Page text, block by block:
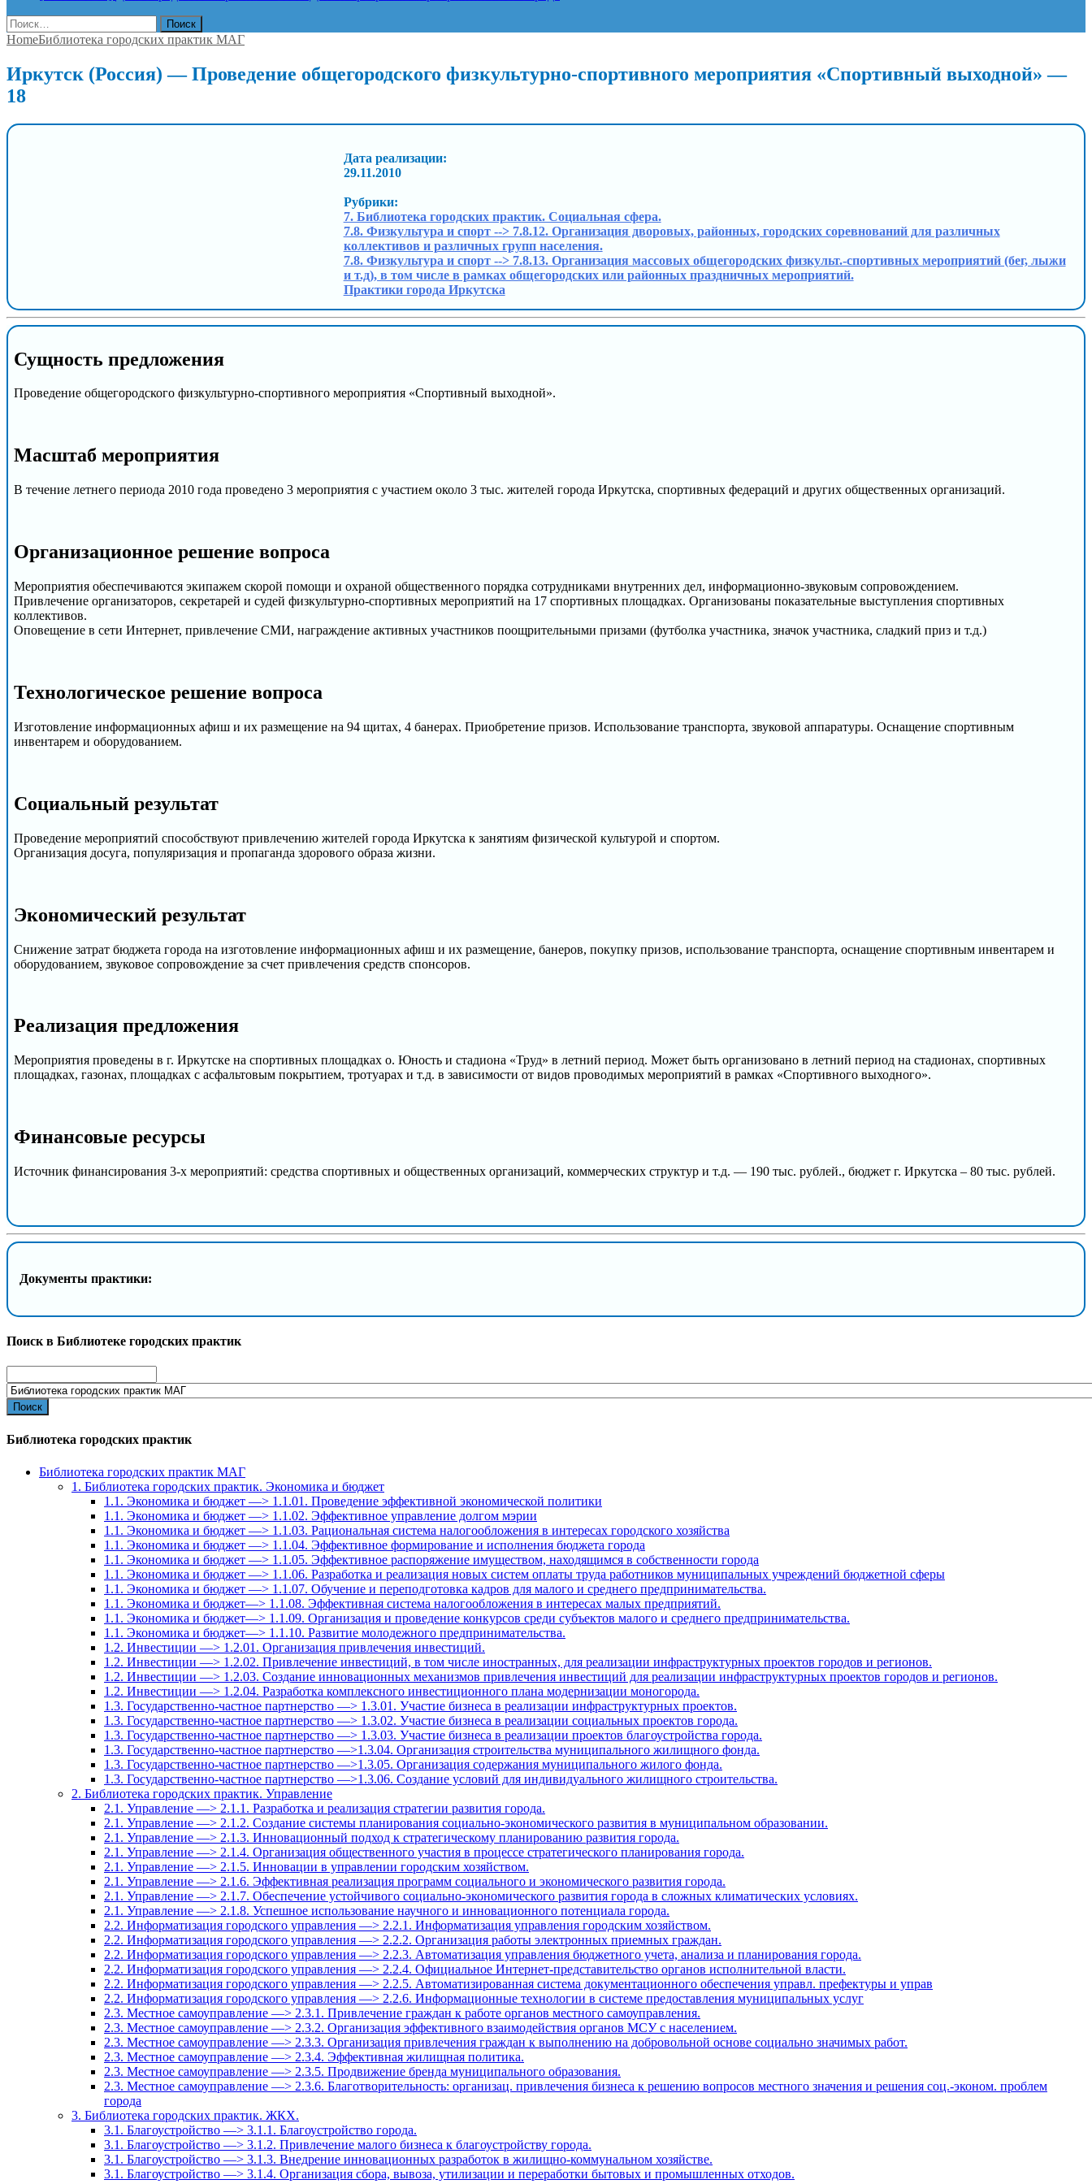
Найти:
HomeБиблиотека городских практик МАГ
Иркутск (Россия) — Проведение общегородского физкультурно-спортивного мероприятия «Спортивный выходной» —
18
Дата реализации:
29.11.2010
Рубрики:
7. Библиотека городских практик. Социальная сфера.
7.8. Физкультура и спорт --> 7.8.12. Организация дворовых, районных, городских соревнований для различных
коллективов и различных групп населения.
7.8. Физкультура и спорт --> 7.8.13. Организация массовых общегородских физкульт.-спортивных мероприятий (бег, лыжи
и т.д), в том числе в рамках общегородских или районных праздничных мероприятий.
Практики города Иркутска
Сущность предложения
Проведение общегородского физкультурно-спортивного мероприятия «Спортивный выходной».
Масштаб мероприятия
В течение летнего периода 2010 года проведено 3 мероприятия с участием около 3 тыс. жителей города Иркутска, спортивных федераций и других общественных организаций.
Организационное решение вопроса
Мероприятия обеспечиваются экипажем скорой помощи и охраной общественного порядка сотрудниками внутренних дел, информационно-звуковым сопровождением.
Привлечение организаторов, секретарей и судей физкультурно-спортивных мероприятий на 17 спортивных площадках. Организованы показательные выступления спортивных
коллективов.
Оповещение в сети Интернет, привлечение СМИ, награждение активных участников поощрительными призами (футболка участника, значок участника, сладкий приз и т.д.)
Технологическое решение вопроса
Изготовление информационных афиш и их размещение на 94 щитах, 4 банерах. Приобретение призов. Использование транспорта, звуковой аппаратуры. Оснащение спортивным
инвентарем и оборудованием.
Cоциальный результат
Проведение мероприятий способствуют привлечению жителей города Иркутска к занятиям физической культурой и спортом.
Организация досуга, популяризация и пропаганда здорового образа жизни.
Экономический результат
Снижение затрат бюджета города на изготовление информационных афиш и их размещение, банеров, покупку призов, использование транспорта, оснащение спортивным инвентарем и
оборудованием, звуковое сопровождение за счет привлечения средств спонсоров.
Реализация предложения
Мероприятия проведены в г. Иркутске на спортивных площадках о. Юность и стадиона «Труд» в летний период. Может быть организовано в летний период на стадионах, спортивных
площадках, газонах, площадках с асфальтовым покрытием, тротуарах и т.д. в зависимости от видов проводимых мероприятий в рамках «Спортивного выходного».
Финансовые ресурсы
Источник финансирования 3-х мероприятий: средства спортивных и общественных организаций, коммерческих структур и т.д. — 190 тыс. рублей., бюджет г. Иркутска – 80 тыс. рублей.
Документы практики:
Поиск в Библиотеке городских практик
for:
Библиотека городских практик
Библиотека городских практик МАГ
1. Библиотека городских практик. Экономика и бюджет
1.1. Экономика и бюджет —> 1.1.01. Проведение эффективной экономической политики
1.1. Экономика и бюджет —> 1.1.02. Эффективное управление долгом мэрии
1.1. Экономика и бюджет —> 1.1.03. Рациональная система налогообложения в интересах городского хозяйства
1.1. Экономика и бюджет —> 1.1.04. Эффективное формирование и исполнения бюджета города
1.1. Экономика и бюджет —> 1.1.05. Эффективное распоряжение имуществом, находящимся в собственности города
1.1. Экономика и бюджет —> 1.1.06. Разработка и реализация новых систем оплаты труда работников муниципальных учреждений бюджетной сферы
1.1. Экономика и бюджет —> 1.1.07. Обучение и переподготовка кадров для малого и среднего предпринимательства.
1.1. Экономика и бюджет—> 1.1.08. Эффективная система налогообложения в интересах малых предприятий.
1.1. Экономика и бюджет—> 1.1.09. Организация и проведение конкурсов среди субъектов малого и среднего предпринимательства.
1.1. Экономика и бюджет—> 1.1.10. Развитие молодежного предпринимательства.
1.2. Инвестиции —> 1.2.01. Организация привлечения инвестиций.
1.2. Инвестиции —> 1.2.02. Привлечение инвестиций, в том числе иностранных, для реализации инфраструктурных проектов городов и регионов.
1.2. Инвестиции —> 1.2.03. Создание инновационных механизмов привлечения инвестиций для реализации инфраструктурных проектов городов и регионов.
1.2. Инвестиции —> 1.2.04. Разработка комплексного инвестиционного плана модернизации моногорода.
1.3. Государственно-частное партнерство —> 1.3.01. Участие бизнеса в реализации инфраструктурных проектов.
1.3. Государственно-частное партнерство —> 1.3.02. Участие бизнеса в реализации социальных проектов города.
1.3. Государственно-частное партнерство —> 1.3.03. Участие бизнеса в реализации проектов благоустройства города.
1.3. Государственно-частное партнерство —>1.3.04. Организация строительства муниципального жилищного фонда.
1.3. Государственно-частное партнерство —>1.3.05. Организация содержания муниципального жилого фонда.
1.3. Государственно-частное партнерство —>1.3.06. Создание условий для индивидуального жилищного строительства.
2. Библиотека городских практик. Управление
2.1. Управление —> 2.1.1. Разработка и реализация стратегии развития города.
2.1. Управление —> 2.1.2. Создание системы планирования социально-экономического развития в муниципальном образовании.
2.1. Управление —> 2.1.3. Инновационный подход к стратегическому планированию развития города.
2.1. Управление —> 2.1.4. Организация общественного участия в процессе стратегического планирования города.
2.1. Управление —> 2.1.5. Инновации в управлении городским хозяйством.
2.1. Управление —> 2.1.6. Эффективная реализация программ социального и экономического развития города.
2.1. Управление —> 2.1.7. Обеспечение устойчивого социально-экономического развития города в сложных климатических условиях.
2.1. Управление —> 2.1.8. Успешное использование научного и инновационного потенциала города.
2.2. Информатизация городского управления —> 2.2.1. Информатизация управления городским хозяйством.
2.2. Информатизация городского управления —> 2.2.2. Организация работы электронных приемных граждан.
2.2. Информатизация городского управления —> 2.2.3. Автоматизация управления бюджетного учета, анализа и планирования города.
2.2. Информатизация городского управления —> 2.2.4. Официальное Интернет-представительство органов исполнительной власти.
2.2. Информатизация городского управления —> 2.2.5. Автоматизированная система документационного обеспечения управл. префектуры и управ
2.2. Информатизация городского управления —> 2.2.6. Информационные технологии в системе предоставления муниципальных услуг
2.3. Местное самоуправление —> 2.3.1. Привлечение граждан к работе органов местного самоуправления.
2.3. Местное самоуправление —> 2.3.2. Организация эффективного взаимодействия органов МСУ с населением.
2.3. Местное самоуправление —> 2.3.3. Организация привлечения граждан к выполнению на добровольной основе социально значимых работ.
2.3. Местное самоуправление —> 2.3.4. Эффективная жилищная политика.
2.3. Местное самоуправление —> 2.3.5. Продвижение бренда муниципального образования.
2.3. Местное самоуправление —> 2.3.6. Благотворительность: организац. привлечения бизнеса к решению вопросов местного значения и решения соц.-эконом. проблем
города
3. Библиотека городских практик. ЖКХ.
3.1. Благоустройство —> 3.1.1. Благоустройство города.
3.1. Благоустройство —> 3.1.2. Привлечение малого бизнеса к благоустройству города.
3.1. Благоустройство —> 3.1.3. Внедрение инновационных разработок в жилищно-коммунальном хозяйстве.
3.1. Благоустройство —> 3.1.4. Организация сбора, вывоза, утилизации и переработки бытовых и промышленных отходов.